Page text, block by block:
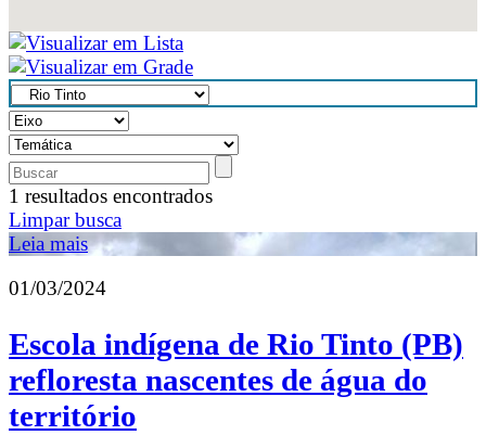
1 resultados encontrados
Limpar busca
Leia mais
01/03/2024
Escola indígena de Rio Tinto (PB)
refloresta nascentes de água do
território